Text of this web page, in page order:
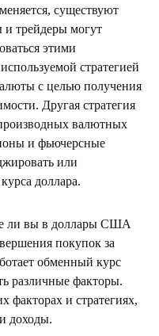
существуют
и трейдеры могут
этими
стратегией
с целью получения
Другая стратегия
валютных
и фьючерсные
или
доллара.
ли вы в доллары США
покупок за
обменный курс
различные факторы.
факторах и стратегиях,
доходы.